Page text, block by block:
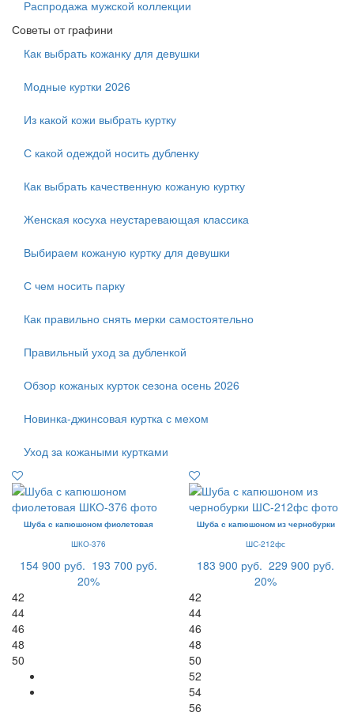
Распродажа мужской коллекции
Советы от графини
Как выбрать кожанку для девушки
Модные куртки 2026
Из какой кожи выбрать куртку
С какой одеждой носить дубленку
Как выбрать качественную кожаную куртку
Женская косуха неустаревающая классика
Выбираем кожаную куртку для девушки
С чем носить парку
Как правильно снять мерки самостоятельно
Правильный уход за дубленкой
Обзор кожаных курток сезона осень 2026
Новинка-джинсовая куртка с мехом
Уход за кожаными куртками
Шуба с капюшоном фиолетовая
ШКО-376
154 900 руб. 193 700 руб.
20%
42
44
46
48
50
Шуба с капюшоном из чернобурки
ШС-212фс
183 900 руб. 229 900 руб.
20%
42
44
46
48
50
52
54
56